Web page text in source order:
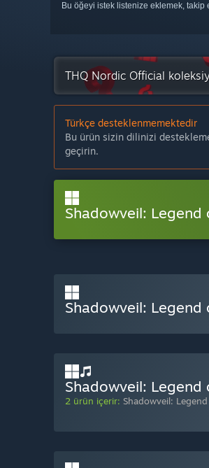
Bu öğeyi istek listenize eklemek, takip
THQ Nordic Official
Türkçe desteklenmemektedir
Bu ürün sizin dilinizi
geçirin.
Shadowveil: Legend
Shadowveil: Legend
Shadowveil: Legend
2 ürün içerir: Shadowveil: